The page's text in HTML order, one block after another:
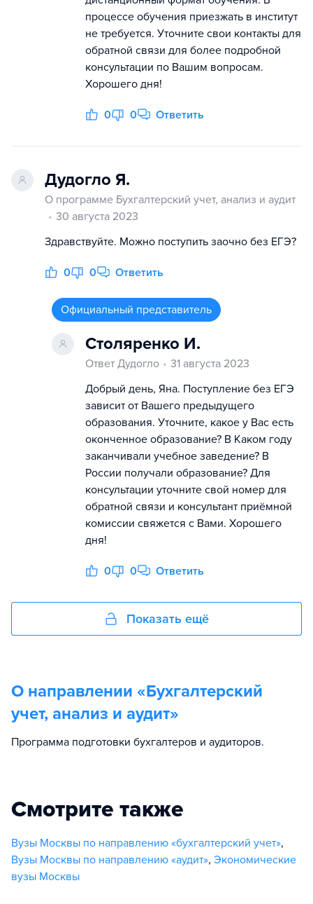
процессе обучения приезжать в институт
не требуется. Уточните свои контакты для
обратной связи для более подробной
консультации по Вашим вопросам.
Хорошего дня!
0 0 Ответить
Дудогло Я.
О программе Бухгалтерский учет, анализ и аудит
30 августа 2023
Здравствуйте. Можно поступить заочно без ЕГЭ?
0 0 Ответить
Официальный представитель
Столяренко И.
Ответ Дудогло
31 августа 2023
Добрый день, Яна. Поступление без ЕГЭ
зависит от Вашего предыдущего
образования. Уточните, какое у Вас есть
оконченное образование? В Каком году
заканчивали учебное заведение? В
России получали образование? Для
консультации уточните свой номер для
обратной связи и консультант приёмной
комиссии свяжется с Вами. Хорошего
дня!
0 0 Ответить
Показать ещё
О направлении «Бухгалтерский
учет, анализ и аудит»
Программа подготовки бухгалтеров и аудиторов.
Смотрите также
Вузы Москвы по направлению «бухгалтерский учет»,
Вузы Москвы по направлению «аудит», Экономические
вузы Москвы